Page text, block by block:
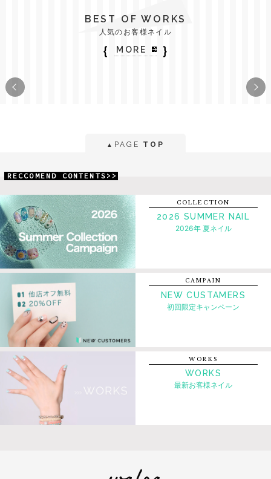
BEST OF WORKS
人気のお客様ネイル
｛ MORE ｝
▲ PAGE TOP
RECCOMEND CONTENTS>>
COLLECTION
2026 SUMMER NAIL
2026年 夏ネイル
CAMPAIN
NEW CUSTAMERS
初回限定キャンペーン
WORKS
WORKS
最新お客様ネイル